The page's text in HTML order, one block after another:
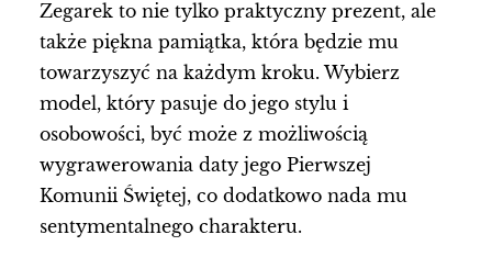
Zegarek to nie tylko praktyczny prezent, ale
także piękna pamiątka, która będzie mu
towarzyszyć na każdym kroku. Wybierz
model, który pasuje do jego stylu i
osobowości, być może z możliwością
wygrawerowania daty jego Pierwszej
Komunii Świętej, co dodatkowo nada mu
sentymentalnego charakteru.